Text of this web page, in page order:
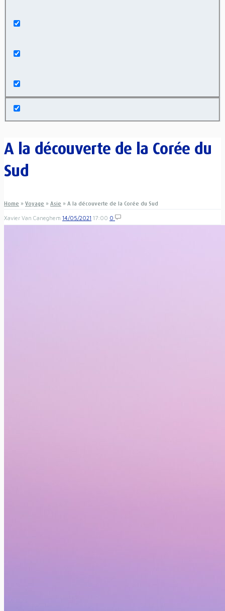
A la découverte de la Corée du
Sud
Home » Voyage » Asie » A la découverte de la Corée du Sud
Xavier Van Caneghem 14/05/2021 17:00 0